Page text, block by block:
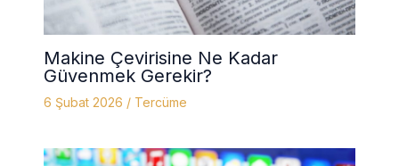
Makine Çevirisine Ne Kadar
Güvenmek Gerekir?
6 Şubat 2026 / Tercüme